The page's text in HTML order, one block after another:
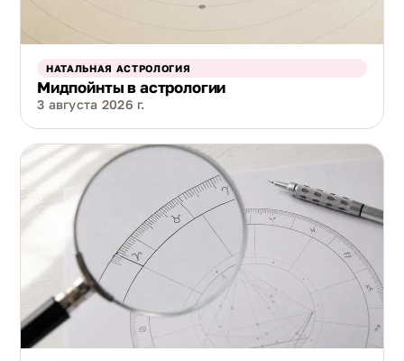
НАТАЛЬНАЯ АСТРОЛОГИЯ
Мидпойнты в астрологии
3 августа 2026 г.